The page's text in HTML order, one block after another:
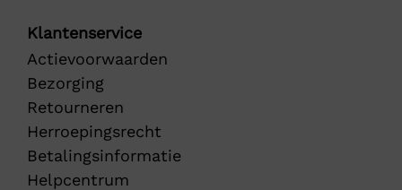
Klantenservice
Actievoorwaarden
Bezorging
Retourneren
Herroepingsrecht
Betalingsinformatie
Helpcentrum